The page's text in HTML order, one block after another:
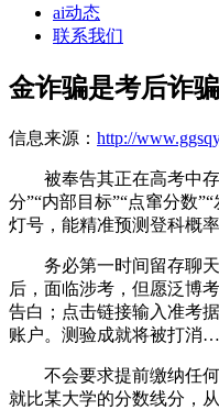
ai动态
联系我们
金诈骗是考后诈
信息来源： http://
被奉告其正在高考中存
分”“内部目标”“点窜分数
灯号，能精准预测登科概
务必第一时间留存聊天
后，面临涉考，但愿泛博
告白；点击链接输入准考
账户。测验成就将被打消
不会要求提前缴纳任何
就比某大学的分数线分，